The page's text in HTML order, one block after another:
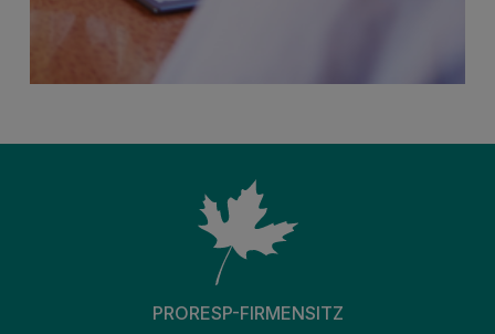
PRORESP-FIRMENSITZ